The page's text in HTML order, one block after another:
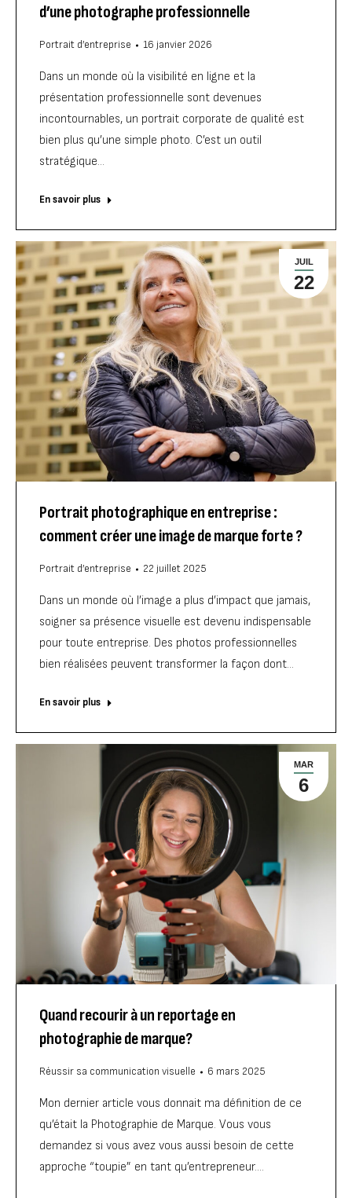
d’une photographe professionnelle
Portrait d’entreprise 16 janvier 2026
Dans un monde où la visibilité en ligne et la
présentation professionnelle sont devenues
incontournables, un portrait corporate de qualité est
bien plus qu’une simple photo. C’est un outil
stratégique…
En savoir plus
JUIL
22
Portrait photographique en entreprise :
comment créer une image de marque forte ?
Portrait d’entreprise 22 juillet 2025
Dans un monde où l’image a plus d’impact que jamais,
soigner sa présence visuelle est devenu indispensable
pour toute entreprise. Des photos professionnelles
bien réalisées peuvent transformer la façon dont…
En savoir plus
MAR
6
Quand recourir à un reportage en
photographie de marque?
Réussir sa communication visuelle 6 mars 2025
Mon dernier article vous donnait ma définition de ce
qu’était la Photographie de Marque. Vous vous
demandez si vous avez vous aussi besoin de cette
approche “toupie” en tant qu’entrepreneur.…